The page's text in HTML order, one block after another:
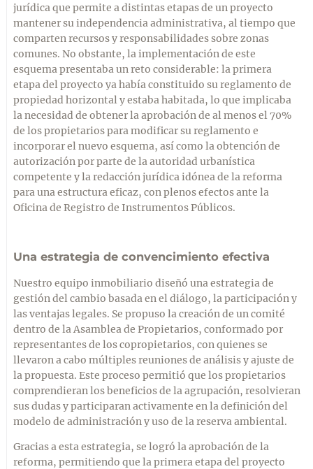
jurídica que permite a distintas etapas de un proyecto
mantener su independencia administrativa, al tiempo que
comparten recursos y responsabilidades sobre zonas
comunes. No obstante, la implementación de este
esquema presentaba un reto considerable: la primera
etapa del proyecto ya había constituido su reglamento de
propiedad horizontal y estaba habitada, lo que implicaba
la necesidad de obtener la aprobación de al menos el 70%
de los propietarios para modificar su reglamento e
incorporar el nuevo esquema, así como la obtención de
autorización por parte de la autoridad urbanística
competente y la redacción jurídica idónea de la reforma
para una estructura eficaz, con plenos efectos ante la
Oficina de Registro de Instrumentos Públicos.
Una estrategia de convencimiento efectiva
Nuestro equipo inmobiliario diseñó una estrategia de
gestión del cambio basada en el diálogo, la participación y
las ventajas legales. Se propuso la creación de un comité
dentro de la Asamblea de Propietarios, conformado por
representantes de los copropietarios, con quienes se
llevaron a cabo múltiples reuniones de análisis y ajuste de
la propuesta. Este proceso permitió que los propietarios
comprendieran los beneficios de la agrupación, resolvieran
sus dudas y participaran activamente en la definición del
modelo de administración y uso de la reserva ambiental.
Gracias a esta estrategia, se logró la aprobación de la
reforma, permitiendo que la primera etapa del proyecto